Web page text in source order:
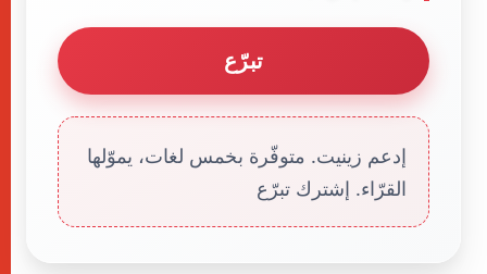
تبرّع
إدعم زينيت. متوفّرة بخمس لغات، يموّلها
القرّاء. إشترك تبرّع